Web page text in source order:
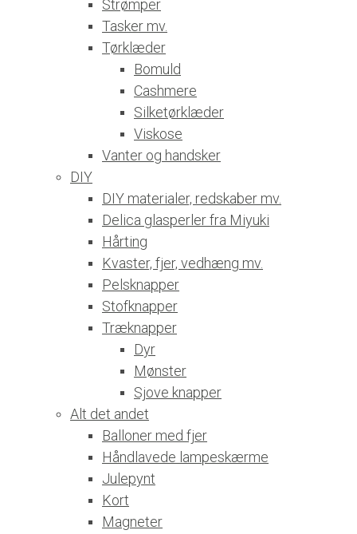
Strømper
Tasker mv.
Tørklæder
Bomuld
Cashmere
Silketørklæder
Viskose
Vanter og handsker
DIY
DIY materialer, redskaber mv.
Delica glasperler fra Miyuki
Hårting
Kvaster, fjer, vedhæng mv.
Pelsknapper
Stofknapper
Træknapper
Dyr
Mønster
Sjove knapper
Alt det andet
Balloner med fjer
Håndlavede lampeskærme
Julepynt
Kort
Magneter